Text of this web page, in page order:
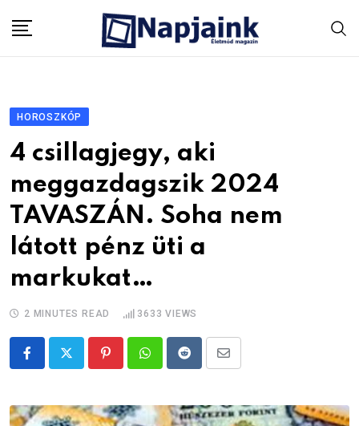
HOROSZKÓP
4 csillagjegy, aki
meggazdagszik 2024
TAVASZÁN. Soha nem
látott pénz üti a
markukat…
2 MINUTES READ 3633 VIEWS
PinterestWhatsappRedditShare
Email